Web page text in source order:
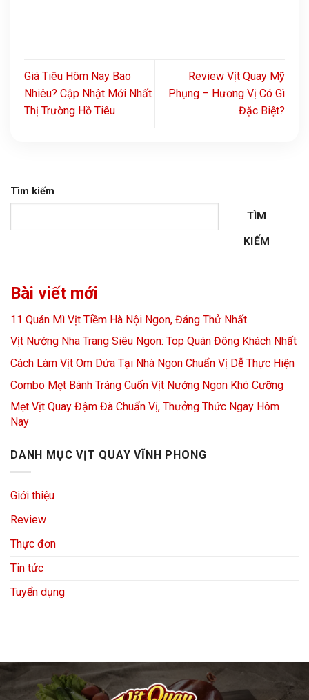
Giá Tiêu Hôm Nay Bao
Nhiêu? Cập Nhật Mới Nhất
Thị Trường Hồ Tiêu
Review Vịt Quay Mỹ
Phụng – Hương Vị Có Gì
Đặc Biệt?
Tìm kiếm
TÌM
KIẾM
Bài viết mới
11 Quán Mì Vịt Tiềm Hà Nội Ngon, Đáng Thử Nhất
Vịt Nướng Nha Trang Siêu Ngon: Top Quán Đông Khách Nhất
Cách Làm Vịt Om Dứa Tại Nhà Ngon Chuẩn Vị Dễ Thực Hiện
Combo Mẹt Bánh Tráng Cuốn Vịt Nướng Ngon Khó Cưỡng
Mẹt Vịt Quay Đậm Đà Chuẩn Vị, Thưởng Thức Ngay Hôm
Nay
DANH MỤC VỊT QUAY VĨNH PHONG
Giới thiệu
Review
Thực đơn
Tin tức
Tuyển dụng